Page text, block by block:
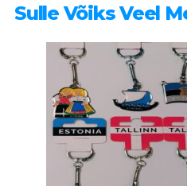
Sulle Võiks Veel